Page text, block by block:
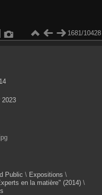
1681/10428
2023
Public \ Expositions \
en la matière" (2014)\